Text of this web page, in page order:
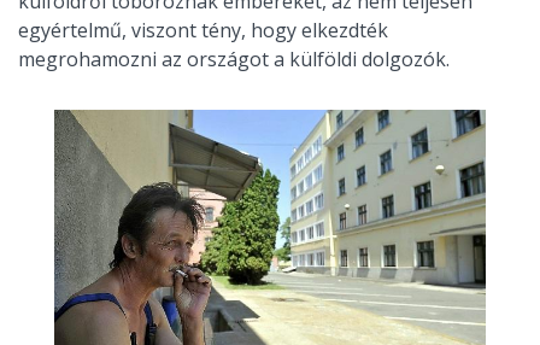
egyértelmű, viszont tény, hogy elkezdték
megrohamozni az országot a külföldi dolgozók.